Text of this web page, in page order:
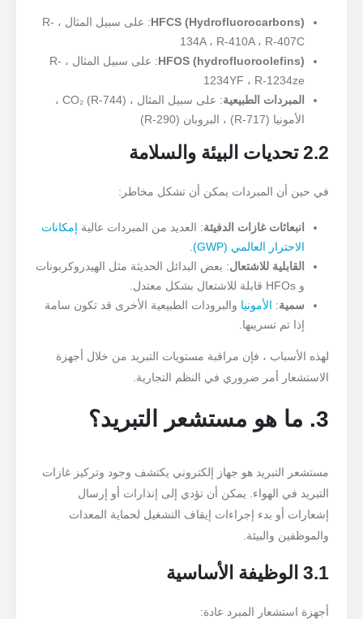
HFCS (Hydrofluorocarbons)
: على سبيل المثال ، R-
134A ، R-410A ، R-407C
HFOS (hydrofluoroolefins)
: على سبيل المثال ، R-
1234YF ، R-1234ze
المبردات الطبيعية
: على سبيل المثال ، CO₂ (R-744) ،
الأمونيا (R-717) ، البروبان (R-290)
2.2 تحديات البيئة والسلامة
في حين أن المبردات يمكن أن تشكل مخاطر:
انبعاثات غازات الدفيئة: العديد من المبردات عالية إمكانات
الاحترار العالمي (GWP)
.
القابلية للاشتعال: بعض البدائل الحديثة مثل الهيدروكربونات
و HFOs قابلة للاشتعال بشكل معتدل.
سمية: الأمونيا والبرودات الطبيعية الأخرى قد تكون سامة
إذا تم تسريبها.
لهذه الأسباب ، فإن مراقبة مستويات التبريد من خلال أجهزة
الاستشعار أمر ضروري في النظم التجارية.
3. ما هو مستشعر التبريد؟
مستشعر التبريد هو جهاز إلكتروني يكتشف وجود وتركيز غازات
التبريد في الهواء. يمكن أن تؤدي إلى إنذارات أو إرسال
إشعارات أو بدء إجراءات إيقاف التشغيل لحماية المعدات
والموظفين والبيئة.
3.1 الوظيفة الأساسية
أجهزة استشعار المبرد عادة: